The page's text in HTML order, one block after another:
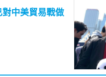
中美貿易戰做